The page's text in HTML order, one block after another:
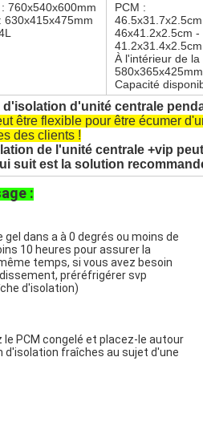
760x540x600mm
630x415x475mm
PCM :
46x41.2x2.5cm -
À l'intérieur de la
580x365x425mm
Capacité
d'isolation d'unité centrale
être flexible pour être écumer
des clients !
de l'unité centrale +vip
suit est la solution
:
gel dans a à 0 degrés ou moins de
10 heures pour assurer la
temps, si vous avez besoin
préréfrigérer svp
d'isolation)
le PCM congelé et placez-le autour
d'isolation fraîches au sujet d'une